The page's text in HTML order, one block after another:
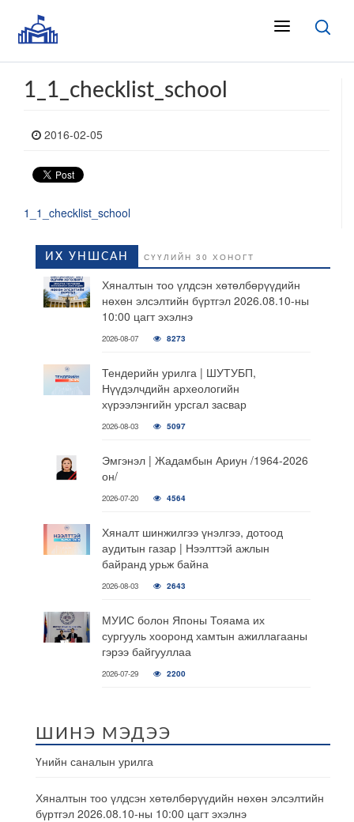
1_1_checklist_school
2016-02-05
1_1_checklist_school
ИХ УНШСАН СҮҮЛИЙН 30 ХОНОГТ
Хяналтын тоо үлдсэн хөтөлбөрүүдийн
нөхөн элсэлтийн бүртгэл 2026.08.10-ны
10:00 цагт эхэлнэ
2026-08-07 8273
Тендерийн урилга | ШУТУБП,
Нүүдэлчдийн археологийн
хүрээлэнгийн урсгал засвар
2026-08-03 5097
Эмгэнэл | Жадамбын Ариун /1964-2026
он/
2026-07-20 4564
Хяналт шинжилгээ үнэлгээ, дотоод
аудитын газар | Нээлттэй ажлын
байранд урьж байна
2026-08-03 2643
МУИС болон Японы Тояама их
сургууль хооронд хамтын ажиллагааны
гэрээ байгууллаа
2026-07-29 2200
ШИНЭ МЭДЭЭ
Үнийн саналын урилга
Хяналтын тоо үлдсэн хөтөлбөрүүдийн нөхөн элсэлтийн
бүртгэл 2026.08.10-ны 10:00 цагт эхэлнэ